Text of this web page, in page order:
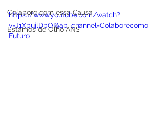
Colabore com essa Causa
Estamos de Olho ANS
https://www.youtube.com/watch?
v=J1XbujlDbOI&ab_channel=Colaborecomo
Futuro